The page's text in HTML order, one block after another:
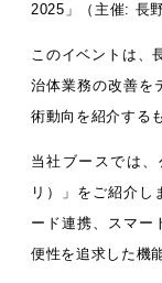
2025」（主催: 長
このイベントは、
治体業務の改善を
術動向を紹介する
当社ブースでは
リ）」をご紹介し
ード連携、スマー
便性を追求した機